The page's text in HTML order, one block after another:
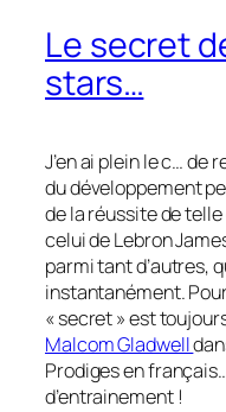
Le secret
stars…
J’en ai plein le c… de
du développement
de la réussite de
celui de Lebron
parmi tant d’autres,
instantanément.
« secret » est
Malcom Gladwell
Prodiges en
d’entrainement !